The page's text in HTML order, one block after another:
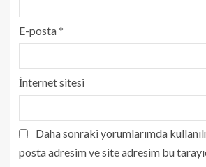
E-posta*
İnternet sitesi
Daha sonraki yorumlarımda
posta adresim ve site adresim bu